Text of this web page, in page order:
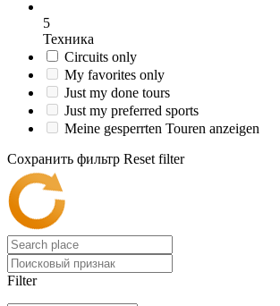
5
Техника
Circuits only
My favorites only
Just my done tours
Just my preferred sports
Meine gesperrten Touren anzeigen
Сохранить фильтр Reset filter
Filter